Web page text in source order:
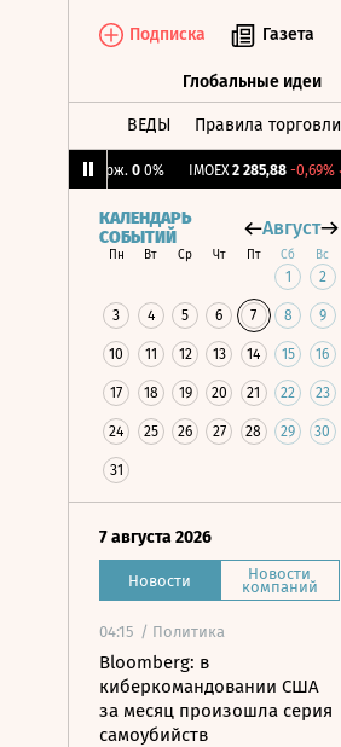
Подписка Газета
Глобальные идеи
ВЕДЫ Правила торговли
CNY Бирж. 0 0% IMOEX 2 285,88 -0,69%↓
КАЛЕНДАРЬ
СОБЫТИЙ
Август
Пн Вт Ср Чт Пт Сб Вс
1 2
3 4 5 6 7 8 9
10 11 12 13 14 15 16
17 18 19 20 21 22 23
24 25 26 27 28 29 30
31
7 августа 2026
Новости Новости
компаний
04:15 / Политика
Bloomberg: в
киберкомандовании США
за месяц произошла серия
самоубийств